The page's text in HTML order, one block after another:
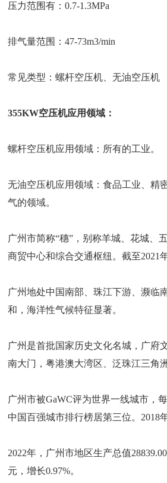
压力范围有：0.7-1.3MPa
排气量范围：47-73m3/min
常见类型：螺杆空压机、无油空压机
355KW空压机应用领域：
螺杆空压机应用领域：所有的工业。
无油空压机应用领域：食品工业、精
气的领域。
广州市简称“穗”，别称羊城、花城、
商贸中心和综合交通枢纽。截至2021
广州地处中国南部、珠江下游、濒临
和，海洋性气候特征显著。
广州是首批国家历史文化名城，广府
南大门，粤港澳大湾区、泛珠江三角
广州市被GaWC评为世界一线城市，
中国百强城市排行榜居第三位。2018
2022年，广州市地区生产总值
元，增长0.97%。